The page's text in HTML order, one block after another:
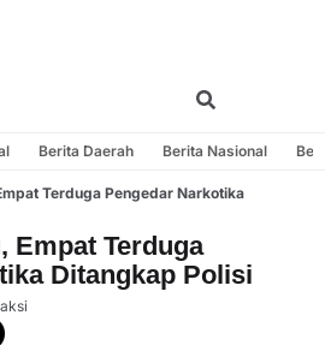
Berita Daerah Berita Nasional
Terduga Pengedar Narkotika
Empat Terduga
Ditangkap Polisi